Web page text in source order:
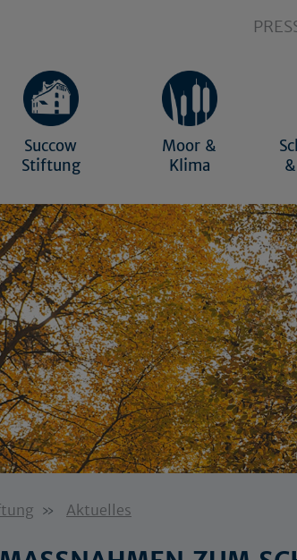
Succow
Stiftung
Moor &
Klima
Aktuelles